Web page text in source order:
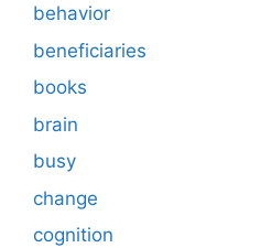
behavior
beneficiaries
books
brain
busy
change
cognition